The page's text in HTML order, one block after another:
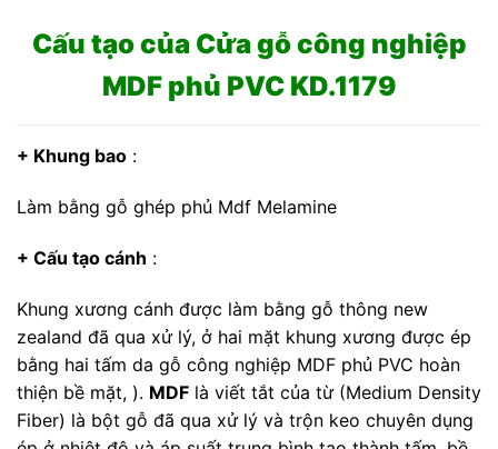
Cấu tạo của Cửa gỗ công nghiệp
MDF phủ PVC KD.1179
+ Khung bao :
Làm bằng gỗ ghép phủ Mdf Melamine
+ Cấu tạo cánh :
Khung xương cánh được làm bằng gỗ thông new
zealand đã qua xử lý, ở hai mặt khung xương được ép
bằng hai tấm da gỗ công nghiệp MDF phủ PVC hoàn
thiện bề mặt, ). MDF là viết tắt của từ (Medium Density
Fiber) là bột gỗ đã qua xử lý và trộn keo chuyên dụng